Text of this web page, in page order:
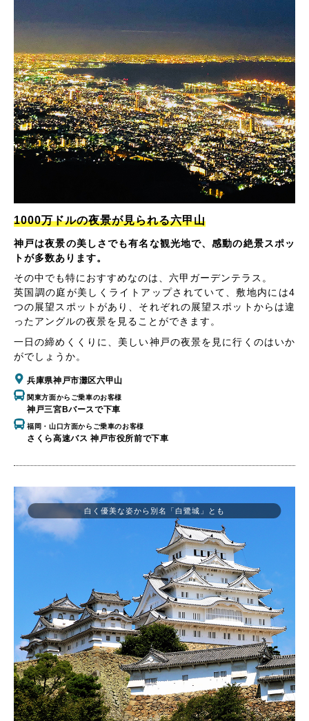
1000万ドルの夜景が見られる六甲山
神戸は夜景の美しさでも有名な観光地で、感動の絶景スポッ
トが多数あります。
その中でも特におすすめなのは、六甲ガーデンテラス。
英国調の庭が美しくライトアップされていて、敷地内には4
つの展望スポットがあり、それぞれの展望スポットからは違
ったアングルの夜景を見ることができます。
一日の締めくくりに、美しい神戸の夜景を見に行くのはいか
がでしょうか。
兵庫県神戸市灘区六甲山
関東方面からご乗車のお客様
神戸三宮Bバースで下車
福岡・山口方面からご乗車のお客様
さくら高速バス 神戸市役所前で下車
白く優美な姿から別名「白鷺城」とも